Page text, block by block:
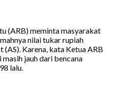
(ARB) meminta masyarakat
nilai tukar rupiah
Karena, kata Ketua ARB
jauh dari bencana
lalu.